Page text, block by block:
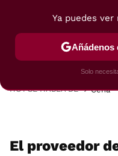
POSTRES VIAJES
HOY SE HABLA DE Cena
El proveedor
Ya puedes ver
Añádenos
Solo